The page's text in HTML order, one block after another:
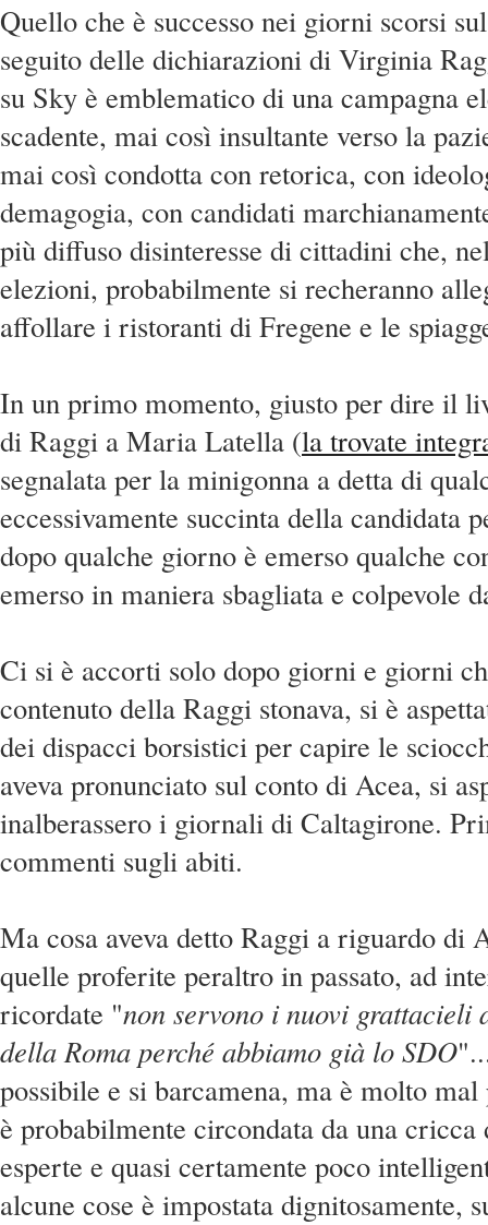
Quello che è successo nei giorni scorsi
seguito delle dichiarazioni di Virginia
su Sky è emblematico di una campagna
scadente, mai così insultante verso la
mai così condotta con retorica, con
demagogia, con candidati
più diffuso disinteresse di cittadini che,
elezioni, probabilmente si recheranno
affollare i ristoranti di Fregene e le
In un primo momento, giusto per dire il
di Raggi a Maria Latella (la trovate
segnalata per la minigonna a detta di
eccessivamente succinta della candidata
dopo qualche giorno è emerso qualche
emerso in maniera sbagliata e colpevole
Ci si è accorti solo dopo giorni e giorni
contenuto della Raggi stonava, si è
dei dispacci borsistici per capire le
aveva pronunciato sul conto di Acea, si
inalberassero i giornali di Caltagirone.
commenti sugli abiti.
Ma cosa aveva detto Raggi a riguardo di
quelle proferite peraltro in passato, ad
ricordate "non servono i nuovi grattacieli
della Roma perché abbiamo già lo SDO
possibile e si barcamena, ma è molto
è probabilmente circondata da una cricca
esperte e quasi certamente poco
alcune cose è impostata dignitosamente,